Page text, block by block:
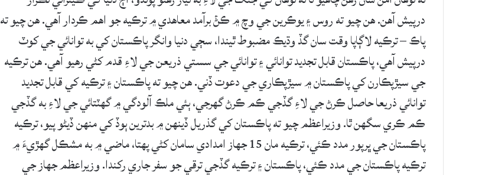
درپيش آهن. هن چيو ته روس ۽ يوڪرين جي وچ ۾ ڪڻۡ برآمد معاهدي ۾ ترڪيه جو اهم ڪردار آهي. هن چيو ته
پاڪ – ترڪيه لاڳاپا وقت سان گڏ وڌيڪ مضبوط ٿيندا، سڄي دنيا وانگر پاڪستان کي به توانائي جي کوٽ
درپيش آهي، پاڪستان قابل تجديد توانائي ۽ توانائي جي سستي ذريعن جي لاءِ قدم کڻي رهيو آهي. هن ترڪيه
جي سيڙپڪارن کي پاڪستان ۾ سيڙپڪاري جي دعوت ڏني. هن چيو ته پاڪستان ۽ ترڪيه کي قابل تجديد
توانائي ذريعا حاصل ڪرڻ جي لاءِ گڏجي ڪم ڪرڻ گهرجي، ٻئي ملڪ آلودگي ۾ گهٽتائي جي لاءِ به گڏجي
ڪم ڪري سگهن ٿا. وزيراعظم چيو ته پاڪستان کي گذريل ڏينهن ۾ بدترين ٻوڏ کي منهن ڏيڻو پيو، ترڪيه
پاڪستان جي ڀرپور مدد ڪئي، ترڪيه مان 15 جهاز امدادي سامان کڻي پهتا، ماضي ۾ به مشڪل گهڙيءَ ۾
ترڪيه پاڪستان جي مدد ڪئي، پاڪستان ۽ ترڪيه گڏجي ترقي جو سفر جاري رکندا. وزيراعظم جهاز جي